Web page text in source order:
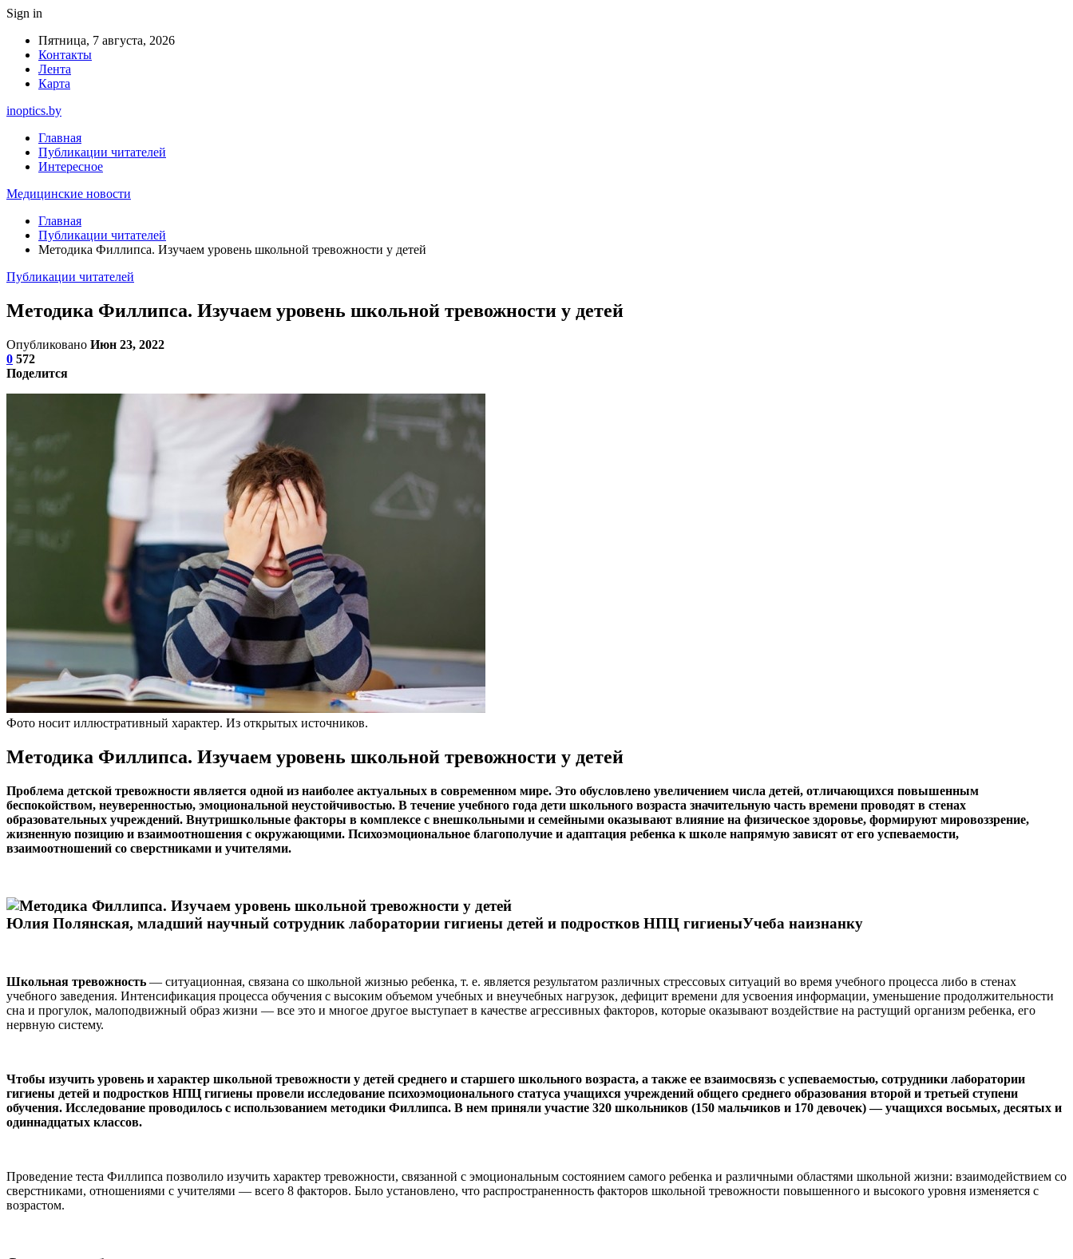
Sign in
Пятница, 7 августа, 2026
Контакты
Лента
Карта
inoptics.by
Главная
Публикации читателей
Интересное
Медицинские новости
Главная
Публикации читателей
Методика Филлипса. Изучаем уровень школьной тревожности у детей
Публикации читателей
Методика Филлипса. Изучаем уровень школьной тревожности у детей
Опубликовано Июн 23, 2022
0 572
Поделится
Фото носит иллюстративный характер. Из открытых источников.
Методика Филлипса. Изучаем уровень школьной тревожности у детей
Проблема детской тревожности является одной из наиболее актуальных в современном мире. Это обусловлено увеличением числа детей, отличающихся повышенным
беспокойством, неуверенностью, эмоциональной неустойчивостью. В течение учебного года дети школьного возраста значительную часть времени проводят в стенах
образовательных учреждений. Внутришкольные факторы в комплексе с внешкольными и семейными оказывают влияние на физическое здоровье, формируют мировоззрение,
жизненную позицию и взаимоотношения с окружающими. Психоэмоциональное благополучие и адаптация ребенка к школе напрямую зависят от его успеваемости,
взаимоотношений со сверстниками и учителями.
Юлия Полянская, младший научный сотрудник лаборатории гигиены детей и подростков НПЦ гигиеныУчеба наизнанку
Школьная тревожность — ситуационная, связана со школьной жизнью ребенка, т. е. является результатом различных стрессовых ситуаций во время учебного процесса либо в стенах
учебного заведения. Интенсификация процесса обучения с высоким объемом учебных и внеучебных нагрузок, дефицит времени для усвоения информации, уменьшение продолжительности
сна и прогулок, малоподвижный образ жизни — все это и многое другое выступает в качестве агрессивных факторов, которые оказывают воздействие на растущий организм ребенка, его
нервную систему.
Чтобы изучить уровень и характер школьной тревожности у детей среднего и старшего школьного возраста, а также ее взаимосвязь с успеваемостью, сотрудники лаборатории
гигиены детей и подростков НПЦ гигиены провели исследование психоэмоционального статуса учащихся учреждений общего среднего образования второй и третьей ступени
обучения. Исследование проводилось с использованием методики Филлипса. В нем приняли участие 320 школьников (150 мальчиков и 170 девочек) — учащихся восьмых, десятых и
одиннадцатых классов.
Проведение теста Филлипса позволило изучить характер тревожности, связанной с эмоциональным состоянием самого ребенка и различными областями школьной жизни: взаимодействием со
сверстниками, отношениями с учителями — всего 8 факторов. Было установлено, что распространенность факторов школьной тревожности повышенного и высокого уровня изменяется с
возрастом.